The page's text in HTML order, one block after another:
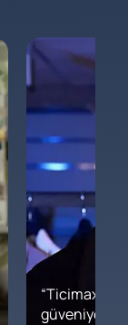
“Ticimax'a